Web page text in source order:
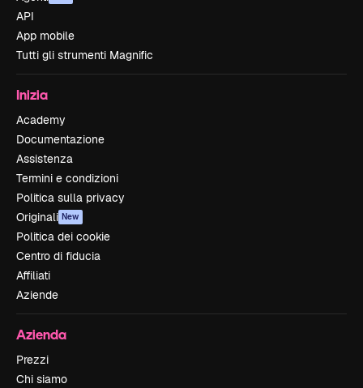
API
App mobile
Tutti gli strumenti Magnific
Inizia
Academy
Documentazione
Assistenza
Termini e condizioni
Politica sulla privacy
Originali New
Politica dei cookie
Centro di fiducia
Affiliati
Aziende
Azienda
Prezzi
Chi siamo